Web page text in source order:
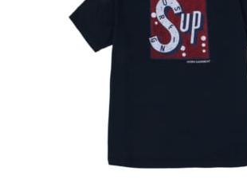
オンラインストアでみる